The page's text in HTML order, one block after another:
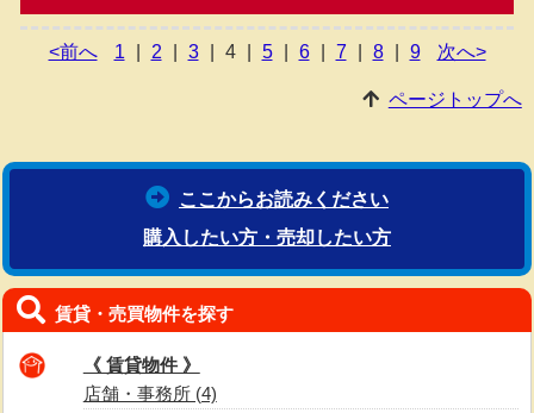
<前へ 1 2 3 4 5 6 7 8 9 次へ>
ページトップへ
ここからお読みください
購入したい方・売却したい方
賃貸・売買物件を探す
《 賃貸物件 》
店舗・事務所 (4)